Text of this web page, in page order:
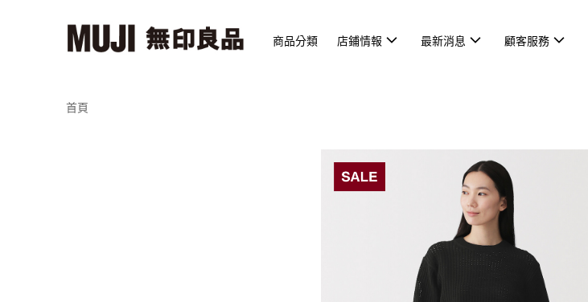
商品分類 店鋪情報 最新消息 顧客服務
首頁